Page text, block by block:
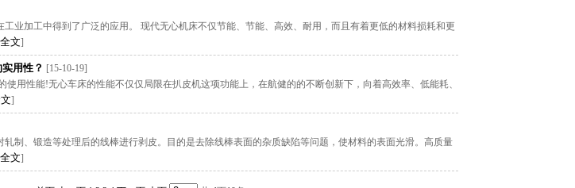
业加工中得到了广泛的应用。 现代无心机床不仅节能、节能、高效、耐用，而且有着更低的材料损耗和更
文]
用性？ [15-10-19]
用性能!无心车床的性能不仅仅局限在扒皮机这项功能上，在航健的的不断创新下，向着高效率、低能耗、
]
制、锻造等处理后的线棒进行剥皮。目的是去除线棒表面的杂质缺陷等问题，使材料的表面光滑。高质量
文]